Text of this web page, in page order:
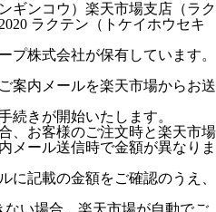
ギンコウ）楽天市場支店（ラク
ラクテン（トケイホウセキ
株式会社が保有しています。
案内メールを楽天市場からお送
続きが開始いたします。
、お客様のご注文時と楽天市場
メール送信時で金額が異なりま
に記載の金額をご確認のうえ、
い場合、楽天市場が自動でご